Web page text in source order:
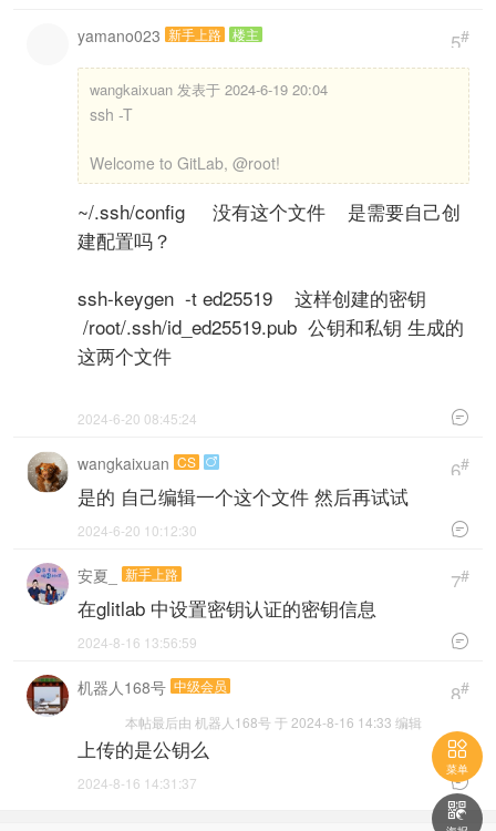
5#
yamano023 新手上路 楼主
wangkaixuan 发表于 2024-6-19 20:04
ssh -T
Welcome to GitLab, @root!
~/.ssh/config 没有这个文件 是需要自己创
建配置吗？
ssh-keygen -t ed25519 这样创建的密钥
/root/.ssh/id_ed25519.pub 公钥和私钥 生成的
这两个文件

2024-6-20 08:45:24
6#
wangkaixuan CS 
是的 自己编辑一个这个文件 然后再试试

2024-6-20 10:12:30
7#
安夏_ 新手上路
在glitlab 中设置密钥认证的密钥信息

2024-8-16 13:56:59
8#
机器人168号 中级会员
本帖最后由 机器人168号 于 2024-8-16 14:33 编辑
上传的是公钥么

2024-8-16 14:31:37

菜单
